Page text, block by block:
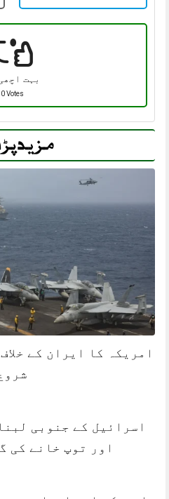
بہت
0 Votes
مزید
امریکہ کا ایران کے
اسرائیل کے جنوبی
اور توپ خانے کی